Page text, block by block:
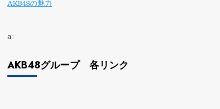
AKB48の魅力
a:
AKB48グループ 各リンク